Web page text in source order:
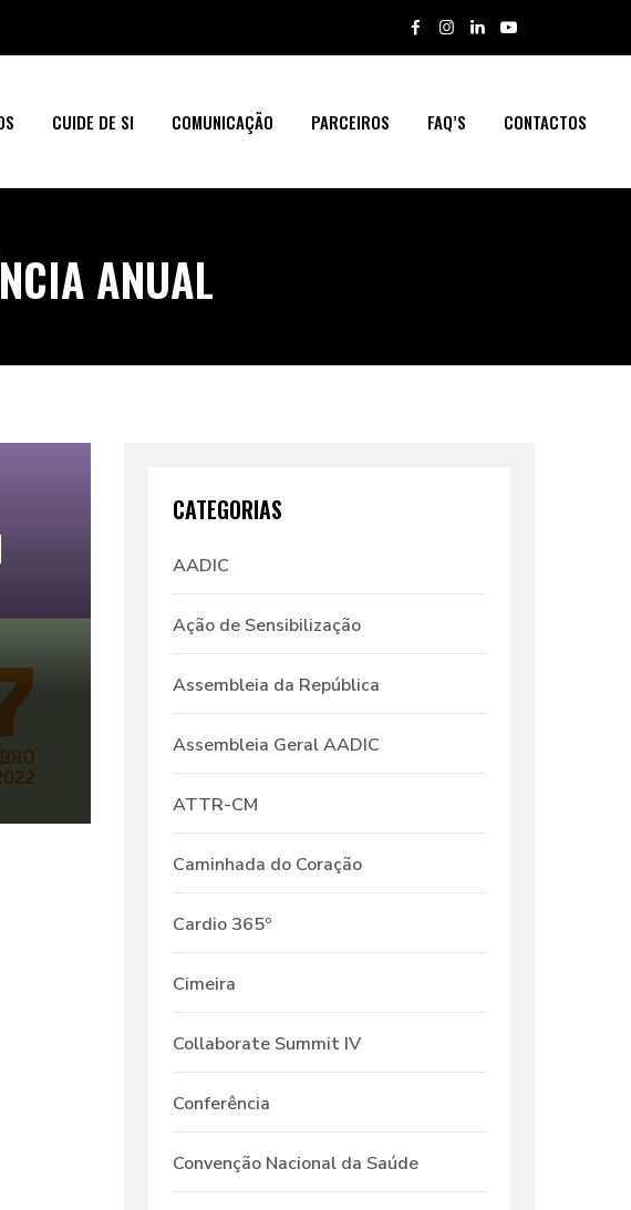
CUIDE DE SI COMUNICAÇÃO PARCEIROS FAQ’S CONTACTOS
ANUAL
CATEGORIAS
AADIC
Ação de Sensibilização
Assembleia da República
Assembleia Geral AADIC
ATTR-CM
Caminhada do Coração
Cardio 365º
Cimeira
Collaborate Summit IV
Conferência
Convenção Nacional da Saúde